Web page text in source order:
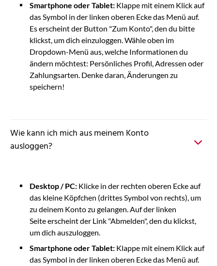
Smartphone oder Tablet: Klappe mit einem Klick auf
das Symbol in der linken oberen Ecke das Menü auf.
Es erscheint der Button "Zum Konto", den du bitte
klickst, um dich einzuloggen. Wähle oben im
Dropdown-Menü aus, welche Informationen du
ändern möchtest: Persönliches Profil, Adressen oder
Zahlungsarten. Denke daran, Änderungen zu
speichern!
Wie kann ich mich aus meinem Konto
ausloggen?
Desktop / PC: Klicke in der rechten oberen Ecke auf
das kleine Köpfchen (drittes Symbol von rechts), um
zu deinem Konto zu gelangen. Auf der linken
Seite erscheint der Link "Abmelden", den du klickst,
um dich auszuloggen.
Smartphone oder Tablet: Klappe mit einem Klick auf
das Symbol in der linken oberen Ecke das Menü auf.